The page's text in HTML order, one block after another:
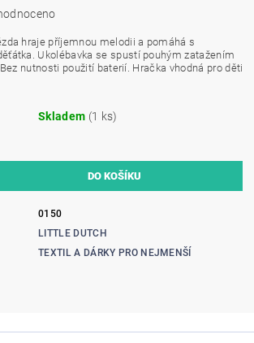
hraje příjemnou melodii a pomáhá s
Ukolébavka se spustí pouhým zatažením
nutnosti použití baterií. Hračka vhodná pro děti
Skladem (1 ks)
0150
LITTLE DUTCH
TEXTIL A DÁRKY PRO NEJMENŠÍ